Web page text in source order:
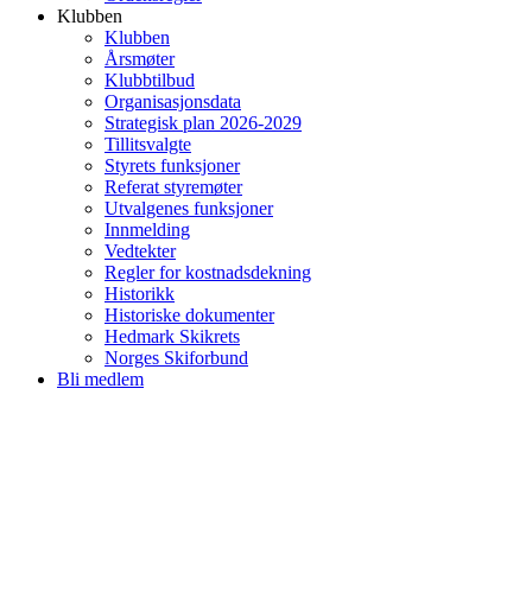
Klubben
Klubben
Årsmøter
Klubbtilbud
Organisasjonsdata
Strategisk plan 2026-2029
Tillitsvalgte
Styrets funksjoner
Referat styremøter
Utvalgenes funksjoner
Innmelding
Vedtekter
Regler for kostnadsdekning
Historikk
Historiske dokumenter
Hedmark Skikrets
Norges Skiforbund
Bli medlem